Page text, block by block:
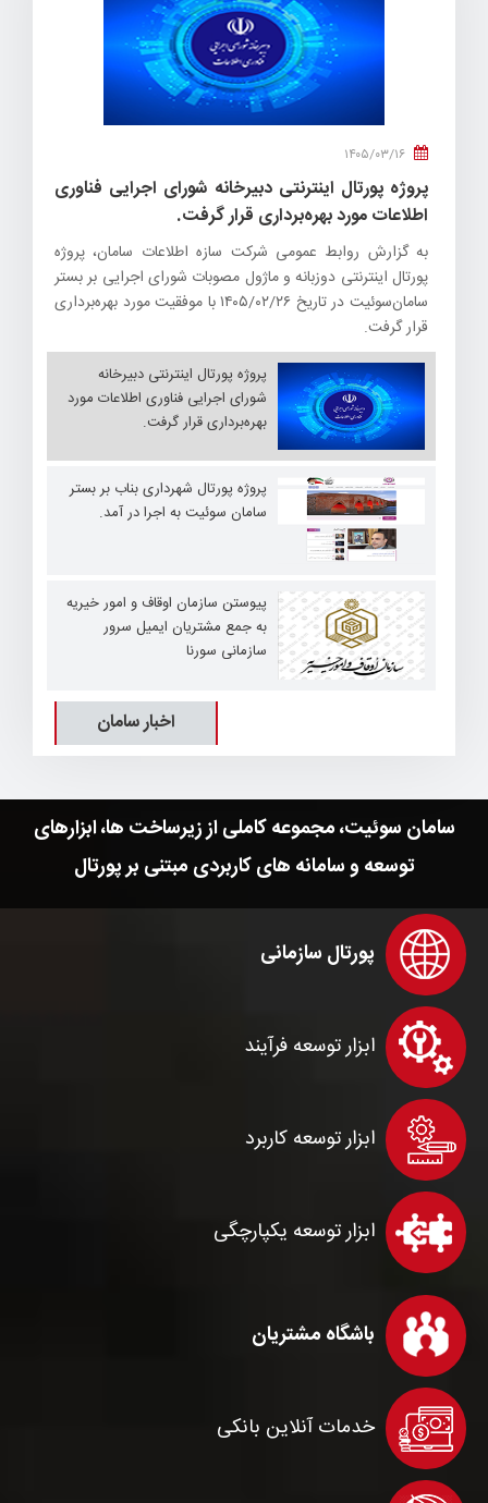
پروژه پورتال اینترنتی دبیرخانه
شورای اجرایی فناوری اطلاعات مورد
بهره‌برداری قرار گرفت.
پروژه پورتال شهرداری بناب بر بستر
سامان سوئیت به اجرا در آمد.
پیوستن سازمان اوقاف و امور خیریه
به جمع مشتریان ایمیل سرور
سازمانی سورنا
۱۴۰۵/۰۳/۱۶
پروژه پورتال اینترنتی دبیرخانه شورای اجرایی فناوری
اطلاعات مورد بهره‌برداری قرار گرفت.
به گزارش روابط عمومی شرکت سازه اطلاعات سامان، پروژه
پورتال اینترنتی دوزبانه و ماژول مصوبات شورای اجرایی بر بستر
سامان‌سوئیت در تاریخ ۱۴۰۵/۰۲/۲۶ با موفقیت مورد بهره‌برداری
قرار گرفت.
اخبار سامان
سامان سوئیت، مجموعه کاملی از زیرساخت ها، ابزارهای
توسعه و سامانه های کاربردی مبتنی بر پورتال
پورتال سازمانی
ابزار توسعه فرآیند
ابزار توسعه کاربرد
ابزار توسعه یکپارچگی
باشگاه مشتریان
خدمات آنلاین بانکی